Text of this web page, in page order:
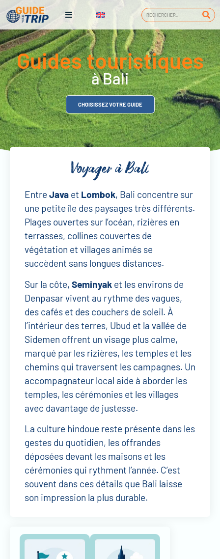
Guides touristiques
à Bali
CHOISISSEZ VOTRE GUIDE
Voyager à Bali
Entre Java et Lombok, Bali concentre sur
une petite île des paysages très différents.
Plages ouvertes sur l’océan, rizières en
terrasses, collines couvertes de
végétation et villages animés se
succèdent sans longues distances.
Sur la côte, Seminyak et les environs de
Denpasar vivent au rythme des vagues,
des cafés et des couchers de soleil. À
l’intérieur des terres, Ubud et la vallée de
Sidemen offrent un visage plus calme,
marqué par les rizières, les temples et les
chemins qui traversent les campagnes. Un
accompagnateur local aide à aborder les
temples, les cérémonies et les villages
avec davantage de justesse.
La culture hindoue reste présente dans les
gestes du quotidien, les offrandes
déposées devant les maisons et les
cérémonies qui rythment l’année. C’est
souvent dans ces détails que Bali laisse
son impression la plus durable.